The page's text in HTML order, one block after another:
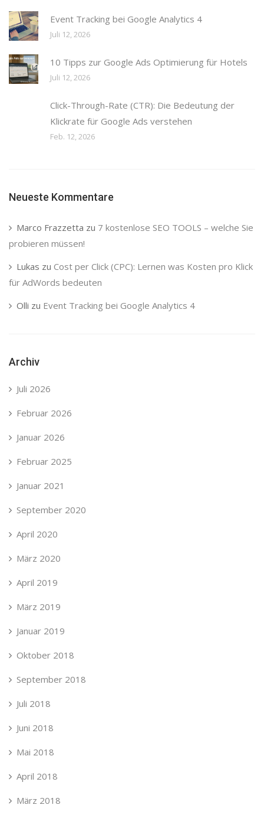
Event Tracking bei Google Analytics 4
Juli 12, 2026
10 Tipps zur Google Ads Optimierung für Hotels
Juli 12, 2026
Click-Through-Rate (CTR): Die Bedeutung der
Klickrate für Google Ads verstehen
Feb. 12, 2026
Neueste Kommentare
Marco Frazzetta zu 7 kostenlose SEO TOOLS – welche Sie
probieren müssen!
Lukas zu Cost per Click (CPC): Lernen was Kosten pro Klick
für AdWords bedeuten
Olli zu Event Tracking bei Google Analytics 4
Archiv
Juli 2026
Februar 2026
Januar 2026
Februar 2025
Januar 2021
September 2020
April 2020
März 2020
April 2019
März 2019
Januar 2019
Oktober 2018
September 2018
Juli 2018
Juni 2018
Mai 2018
April 2018
März 2018